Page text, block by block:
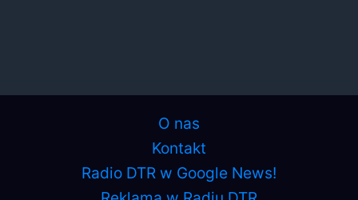
O nas
Kontakt
Radio DTR w Google News!